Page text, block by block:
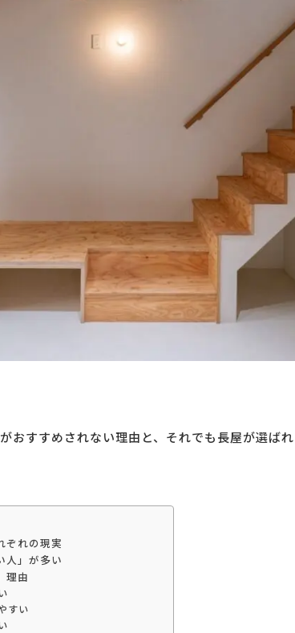
おすすめされない理由と、それでも長屋が選ば
ぞれの現実
人」が多い
理由
すい